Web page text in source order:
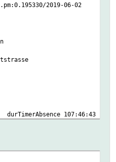
2019-06-02
107:46:43
00:04:00
4
2025-12-04
00:03:52